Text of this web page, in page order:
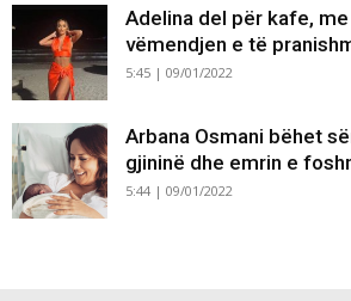
Adelina del për kafe,
vëmendjen e të
5:45 | 09/01/2022
Arbana Osmani bëhet
gjininë dhe emrin e
5:44 | 09/01/2022